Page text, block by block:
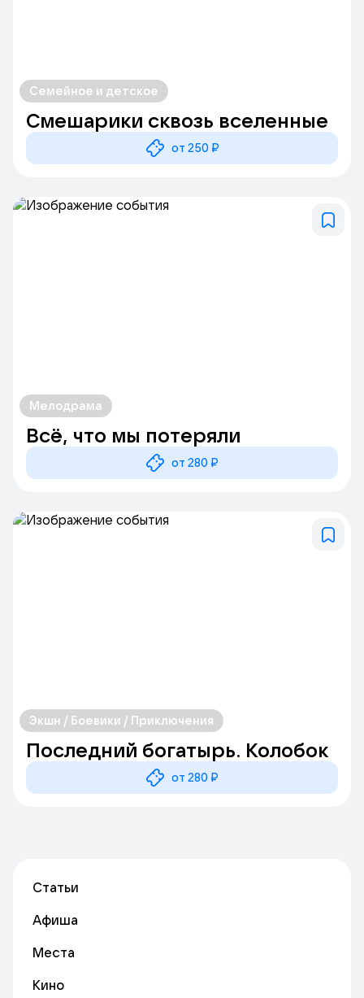
Семейное и детское
Смешарики сквозь вселенные
от 250 ₽
Мелодрама
Всё, что мы потеряли
от 280 ₽
Экшн / Боевики / Приключения
Последний богатырь. Колобок
от 280 ₽
Статьи
Афиша
Места
Кино